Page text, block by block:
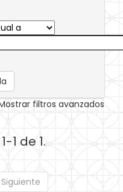
filtros avanzados
1 de 1.
Siguiente